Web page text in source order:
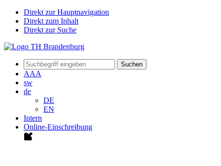
Direkt zur Hauptnavigation
Direkt zum Inhalt
Direkt zur Suche
Suchen
AAA
sw
de
DE
EN
Intern
Online-Einschreibung